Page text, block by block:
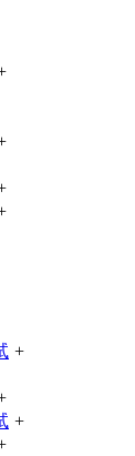
+
+